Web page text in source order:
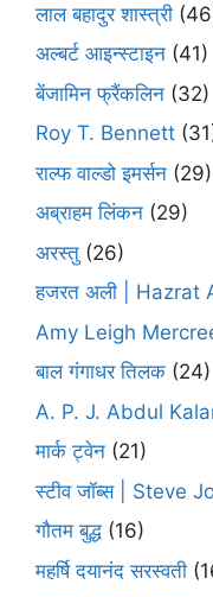
लाल बहादुर शास्त्री
अल्बर्ट आइन्स्टाइन (41)
बेंजामिन फ्रैंकलिन (32)
Roy T. Bennett
राल्फ वाल्डो इमर्सन (29)
अब्राहम लिंकन (29)
अरस्तु (26)
हजरत अली | Hazrat
Amy Leigh
बाल गंगाधर तिलक (24)
A. P. J. Abdul
मार्क ट्वेन (21)
स्टीव जॉब्स | Steve
गौतम बुद्ध (16)
महर्षि दयानंद सरस्वती